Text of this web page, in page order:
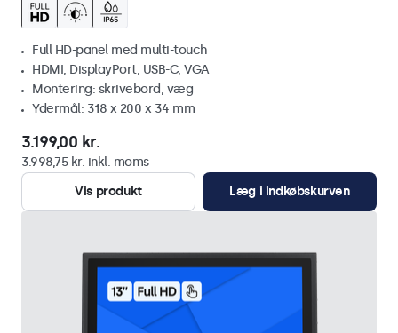
Full HD-panel med multi-touch
HDMI, DisplayPort, USB-C, VGA
Montering: skrivebord, væg
Ydermål: 318 x 200 x 34 mm
3.199,00 kr.
3.998,75 kr. inkl. moms
Vis produkt
Læg i indkøbskurven